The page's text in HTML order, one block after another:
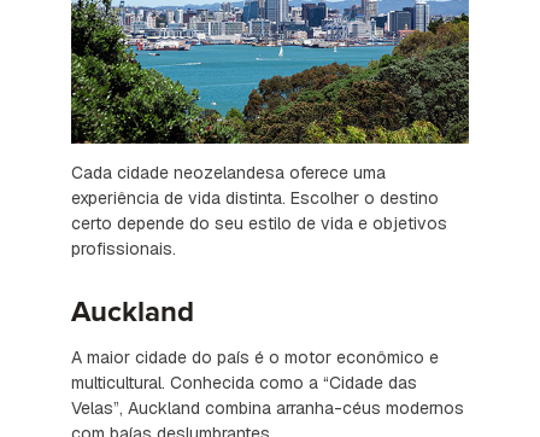
Cada cidade neozelandesa oferece uma
experiência de vida distinta. Escolher o destino
certo depende do seu estilo de vida e objetivos
profissionais.
Auckland
A maior cidade do país é o motor econômico e
multicultural. Conhecida como a “Cidade das
Velas”, Auckland combina arranha-céus modernos